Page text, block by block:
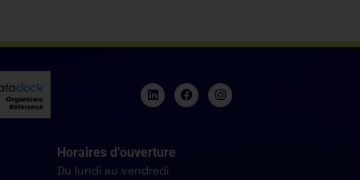
Horaires d’ouverture
Du lundi au vendredi